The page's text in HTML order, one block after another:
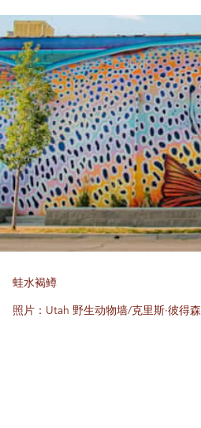
蛙水褐鳟
照片：Utah 野生动物墙/克里斯·彼得森